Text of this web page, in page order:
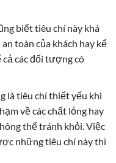
biết tiêu chí này khá
toàn của khách hay kể
cả các đối tượng có
là tiêu chí thiết yếu khi
về các chất lỏng hay
thể tránh khỏi. Việc
những tiêu chí này thì